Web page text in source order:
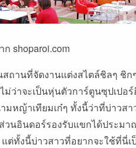
shoparoi.com
ถานที่จัดงานแต่งสไตล์ชิลๆ ชิก
ม่ว่าจะเป็นหุ่นตัวการ์ตูนซุปเปอ
หญ้าเทียมเก๋ๆ ทั้งนี้ว่าที่บ่าวสา
วนอินดอร์รองรับแขกได้ประมา
ต่ทั้งนี้บ่าวสาวที่อยากจะใช้ที่นี่